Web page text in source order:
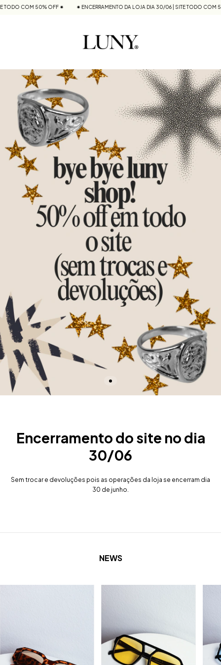
COM 50% OFF ✷ ✷ ENCERRAMENTO DA LOJA DIA 30/06 | SITE TODO COM 50%
Encerramento do site no dia
30/06
Sem trocar e devoluções pois as operações da loja se encerram dia
30 de junho.
NEWS